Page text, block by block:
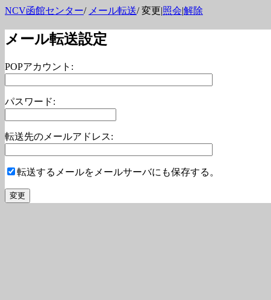
NCV函館センター/ メール転送/ 変更|照会|解除
メール転送設定
POPアカウント:
パスワード:
転送先のメールアドレス:
転送するメールをメールサーバにも保存する。